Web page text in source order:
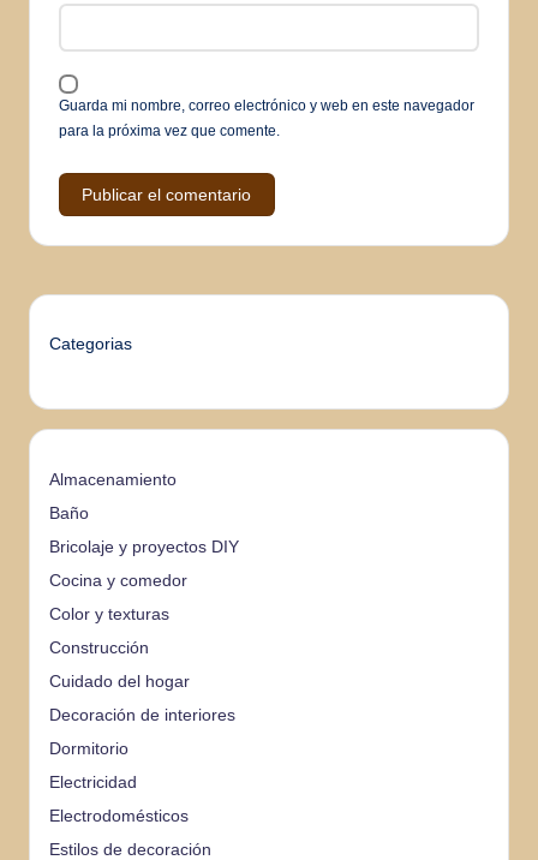
Guarda mi nombre, correo electrónico y web en este navegador
para la próxima vez que comente.
Categorias
Almacenamiento
Baño
Bricolaje y proyectos DIY
Cocina y comedor
Color y texturas
Construcción
Cuidado del hogar
Decoración de interiores
Dormitorio
Electricidad
Electrodomésticos
Estilos de decoración